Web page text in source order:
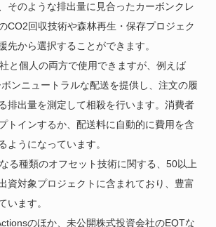
そのような排出量に見合ったカーボンクレ
CO2回収技術や森林再生・保存プロジェク
先から選択することができます。
と個人の両方で使用できますが、例えば
ンニュートラルな配送を提供し、注文の履
排出量を測定して相殺を行います。消費者
トインするか、配送料に自動的に費用を含
ようになっています。
る種類のオフセット技術に関する、50以上
資対象プロジェクトに含まれており、豊富
います。
のほか、未公開株式投資会社のEQTな